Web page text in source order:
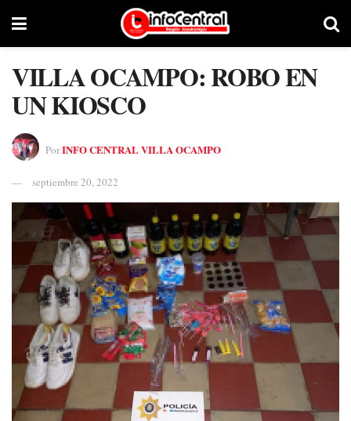
VILLA OCAMPO: ROBO EN
UN KIOSCO
PorINFO CENTRAL VILLA OCAMPO
septiembre 20, 2022